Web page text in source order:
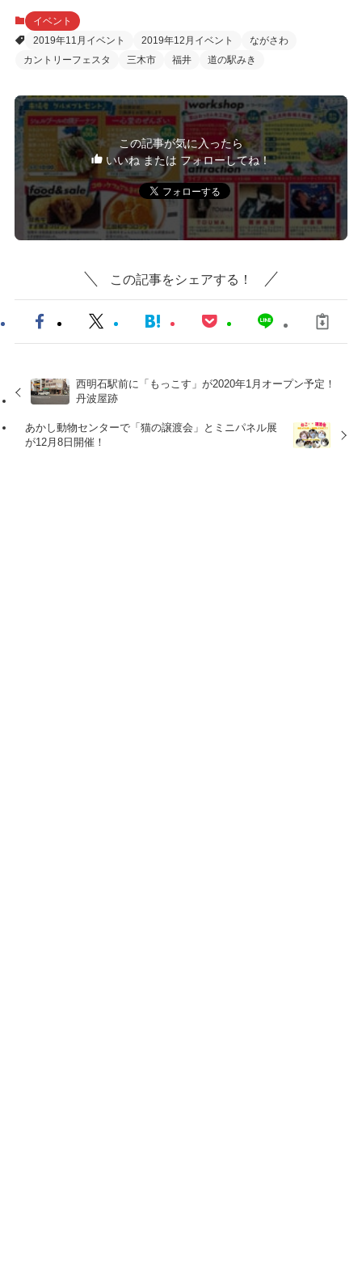
イベント
2019年11月イベント
2019年12月イベント
ながさわ
カントリーフェスタ
三木市 福井 道の駅みき
この記事が気に入ったら
いいね または フォローしてね！
この記事をシェアする！
西明石駅前に「もっこす」が2020年1月オープン予定！
丹波屋跡
あかし動物センターで「猫の譲渡会」とミニパネル展
が12月8日開催！